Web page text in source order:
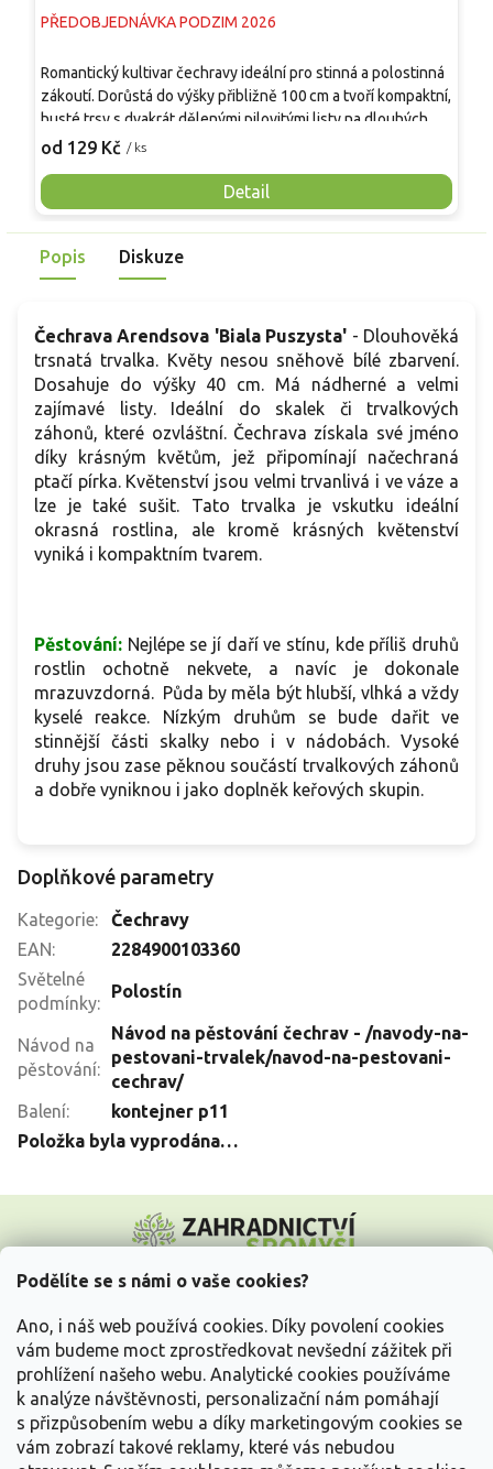
Podělíte se s námi o vaše cookies?
Ano, i náš web používá cookies. Díky povolení cookies
vám budeme moct zprostředkovat nevšední zážitek při
prohlížení našeho webu. Analytické cookies používáme
k analýze návštěvnosti, personalizační nám pomáhají
s přizpůsobením webu a díky marketingovým cookies se
vám zobrazí takové reklamy, které vás nebudou
PŘEDOBJEDNÁVKA PODZIM 2026
od 129 Kč / ks
Detail
Romantický kultivar čechravy ideální pro stinná a polostinná
zákoutí. Dorůstá do výšky přibližně 100 cm a tvoří kompaktní,
husté trsy s dvakrát dělenými pilovitými listy na dlouhých
řapících, které zůstávají tmavě zelené po celou vegetační
růžově fialových květů, jež připomínají načechraná ptačí
pírka a přitahují pozornost v zahradě. Má dlouhé kvetení, je
vhodná k řezu a skvěle se hodí do trvalkových záhonů,
skupinových výsadeb i jako solitér. Vynikne v kombinaci s
bohyškami, bergenii, dlužichou, čemeřicí a popelivkou.
Popis Diskuze
Čechrava Arendsova 'Biala Puszysta' - Dlouhověká
trsnatá trvalka. Květy nesou sněhově bílé zbarvení.
Dosahuje do výšky 40 cm. Má nádherné a velmi
zajímavé listy. Ideální do skalek či trvalkových
záhonů, které ozvláštní. Čechrava získala své jméno
díky krásným květům, jež připomínají načechraná
ptačí pírka. Květenství jsou velmi trvanlivá i ve váze a
lze je také sušit. Tato trvalka je vskutku ideální
okrasná rostlina, ale kromě krásných květenství
vyniká i kompaktním tvarem.
Pěstování: Nejlépe se jí daří ve stínu, kde příliš druhů
rostlin ochotně nekvete, a navíc je dokonale
mrazuvzdorná. Půda by měla být hlubší, vlhká a vždy
kyselé reakce. Nízkým druhům se bude dařit ve
stinnější části skalky nebo i v nádobách. Vysoké
druhy jsou zase pěknou součástí trvalkových záhonů
a dobře vyniknou i jako doplněk keřových skupin.
Doplňkové parametry
Kategorie:
Čechravy
EAN:
2284900103360
Světelné
podmínky:
Polostín
Návod na
pěstování:
Návod na pěstování čechrav - /navody-na-
pestovani-trvalek/navod-na-pestovani-
cechrav/
Balení:
kontejner p11
Položka byla vyprodána…
p
Vše o nákupu
Informace pro Vás
Kontakujte nás